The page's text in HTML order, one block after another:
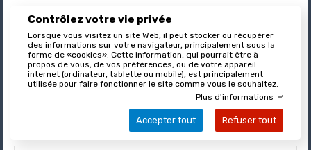
Tissot est l’éditeur des formulaires juridiques immobiliers,
nationalement reconnu et leader sur son marché.
À PROPOS DE TISSOT 
Contrôlez votre vie privée
Lorsque vous visitez un site Web, il peut stocker ou récupérer
des informations sur votre navigateur, principalement sous la
forme de «cookies». Cette information, qui pourrait être à
propos de vous, de vos préférences, ou de votre appareil
internet (ordinateur, tablette ou mobile), est principalement
utilisée pour faire fonctionner le site comme vous le souhaitez.
Plus d'informations
Accepter tout Refuser tout